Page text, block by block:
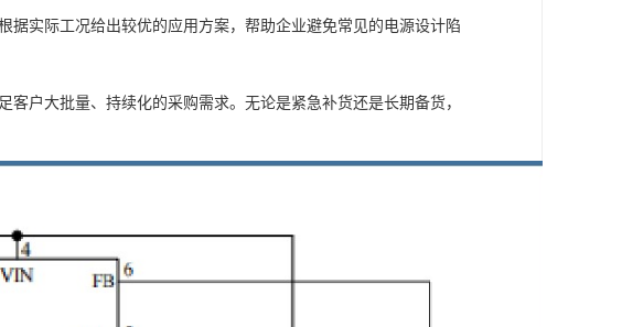
实际工况给出较优的应用方案，帮助企业避免常见的电源设计陷
户大批量、持续化的采购需求。无论是紧急补货还是长期备货，